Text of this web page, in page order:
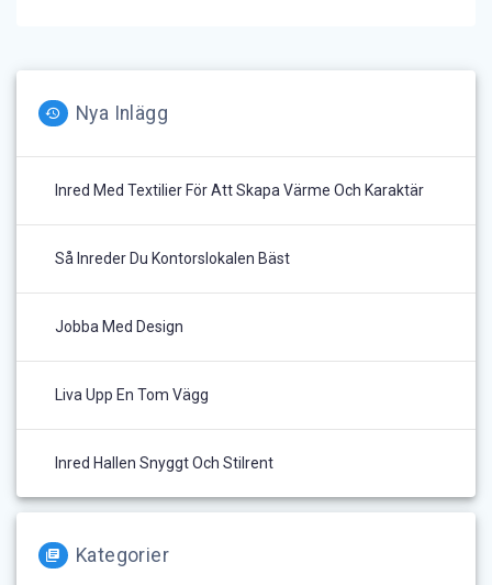
Nya Inlägg
Inred Med Textilier För Att Skapa Värme Och Karaktär
Så Inreder Du Kontorslokalen Bäst
Jobba Med Design
Liva Upp En Tom Vägg
Inred Hallen Snyggt Och Stilrent
Kategorier